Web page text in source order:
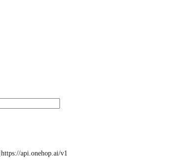
https://api.onehop.ai/v1